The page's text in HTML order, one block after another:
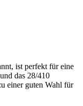
ist perfekt für eine
das 28/410
einer guten Wahl für